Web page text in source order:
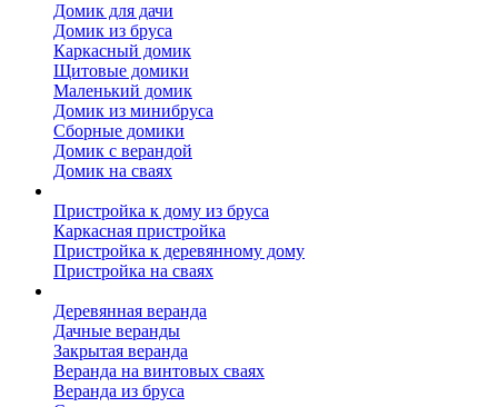
Домик для дачи
Домик из бруса
Каркасный домик
Щитовые домики
Маленький домик
Домик из минибруса
Сборные домики
Домик с верандой
Домик на сваях
Пристройка к дому из бруса
Каркасная пристройка
Пристройка к деревянному дому
Пристройка на сваях
Деревянная веранда
Дачные веранды
Закрытая веранда
Веранда на винтовых сваях
Веранда из бруса